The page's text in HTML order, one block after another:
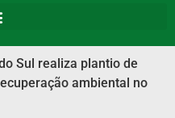
Sul realiza plantio de
ambiental no